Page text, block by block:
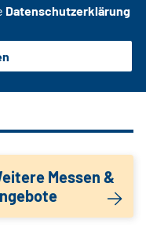
Datenschutzerklärung
Messen &